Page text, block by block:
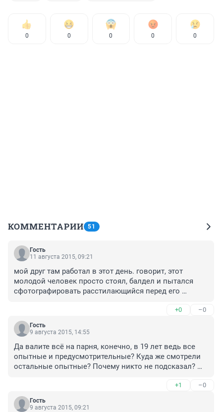
0 0 0 0 0
КОММЕНТАРИИ 51
Гость
11 августа 2015, 09:21
мой друг там работал в этот день. говорит, этот
молодой человек просто стоял, балдел и пытался
сфотографировать расстилающийся перед его
+0 –0
Гость
9 августа 2015, 14:55
Да валите всё на парня, конечно, в 19 лет ведь все
опытные и предусмотрительные? Куда же смотрели
остальные опытные? Почему никто не подсказал?
"зубров" работающих рядом, видят, а ничего не
скажут. Откуда такое равнодушие? А раз такое
происходит на работе, раз не соблюдаются правила
+1 –0
Гость
9 августа 2015, 09:21